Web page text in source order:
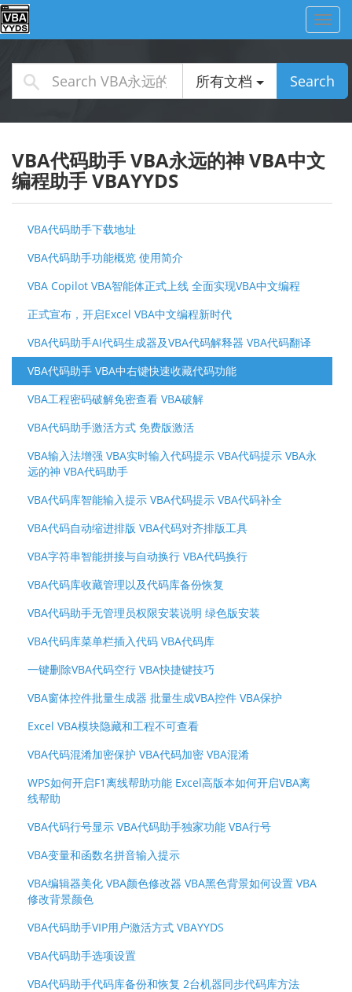
所有文档 Search
VBA代码助手 VBA永远的神 VBA中文
编程助手 VBAYYDS
VBA代码助手下载地址
VBA代码助手功能概览 使用简介
VBA Copilot VBA智能体正式上线 全面实现VBA中文编程
正式宣布，开启Excel VBA中文编程新时代
VBA代码助手AI代码生成器及VBA代码解释器 VBA代码翻译
VBA代码助手 VBA中右键快速收藏代码功能
VBA工程密码破解免密查看 VBA破解
VBA代码助手激活方式 免费版激活
VBA输入法增强 VBA实时输入代码提示 VBA代码提示 VBA永
远的神 VBA代码助手
VBA代码库智能输入提示 VBA代码提示 VBA代码补全
VBA代码自动缩进排版 VBA代码对齐排版工具
VBA字符串智能拼接与自动换行 VBA代码换行
VBA代码库收藏管理以及代码库备份恢复
VBA代码助手无管理员权限安装说明 绿色版安装
VBA代码库菜单栏插入代码 VBA代码库
一键删除VBA代码空行 VBA快捷键技巧
VBA窗体控件批量生成器 批量生成VBA控件 VBA保护
Excel VBA模块隐藏和工程不可查看
VBA代码混淆加密保护 VBA代码加密 VBA混淆
WPS如何开启F1离线帮助功能 Excel高版本如何开启VBA离
线帮助
VBA代码行号显示 VBA代码助手独家功能 VBA行号
VBA变量和函数名拼音输入提示
VBA编辑器美化 VBA颜色修改器 VBA黑色背景如何设置 VBA
修改背景颜色
VBA代码助手VIP用户激活方式 VBAYYDS
VBA代码助手选项设置
VBA代码助手代码库备份和恢复 2台机器同步代码库方法